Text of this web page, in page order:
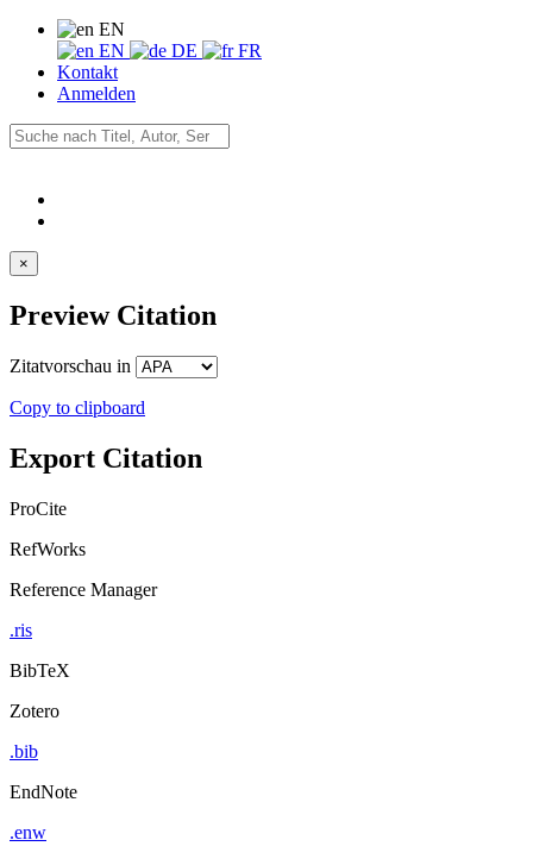
EN
EN
DE
FR
Kontakt
Anmelden
×
Preview Citation
Zitatvorschau in
Copy to clipboard
Export Citation
ProCite
RefWorks
Reference Manager
.ris
BibTeX
Zotero
.bib
EndNote
.enw